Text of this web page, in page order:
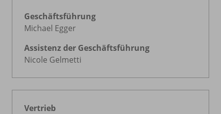
Geschäftsführung
Michael Egger
Assistenz der Geschäftsführung
Nicole Gelmetti
Vertrieb